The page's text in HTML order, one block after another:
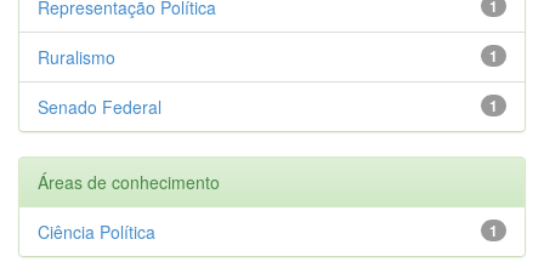
1
Representação Política
1
Ruralismo
1
Senado Federal
Áreas de conhecimento
1
Ciência Política